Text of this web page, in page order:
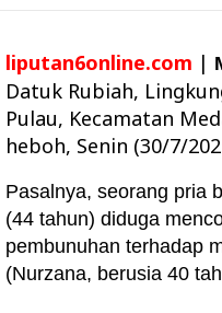
liputan6online.com |
Datuk Rubiah,
Pulau, Kecamatan
heboh, Senin (30/7/
Pasalnya, seorang pria
(44 tahun) diduga
pembunuhan terhadap
(Nurzana, berusia 40